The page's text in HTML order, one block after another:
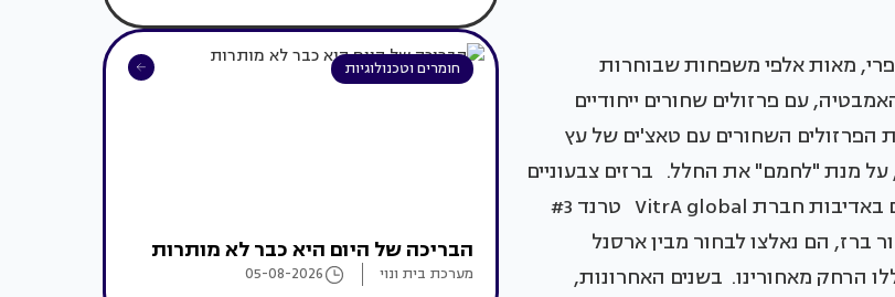
מאות אלפי משפחות שבוחרות
עם פרזולים שחורים ייחודיים
הפרזולים השחורים עם טאצ'ים של עץ
על מנת "לחמם" את החלל. ברזים צבעוניים
ברז, הם נאלצו לבחור מבין ארסנל
הרחק מאחורינו. בשנים האחרונות,
חומרים וטכנולוגיות
הבריכה של היום היא כבר לא מותרות
מערכת בית ונוי 05-08-2026